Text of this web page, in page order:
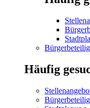
Häufig